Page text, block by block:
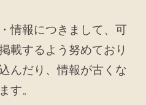
情報につきまして、可
載するよう努めており
んだり、情報が古くな
す。